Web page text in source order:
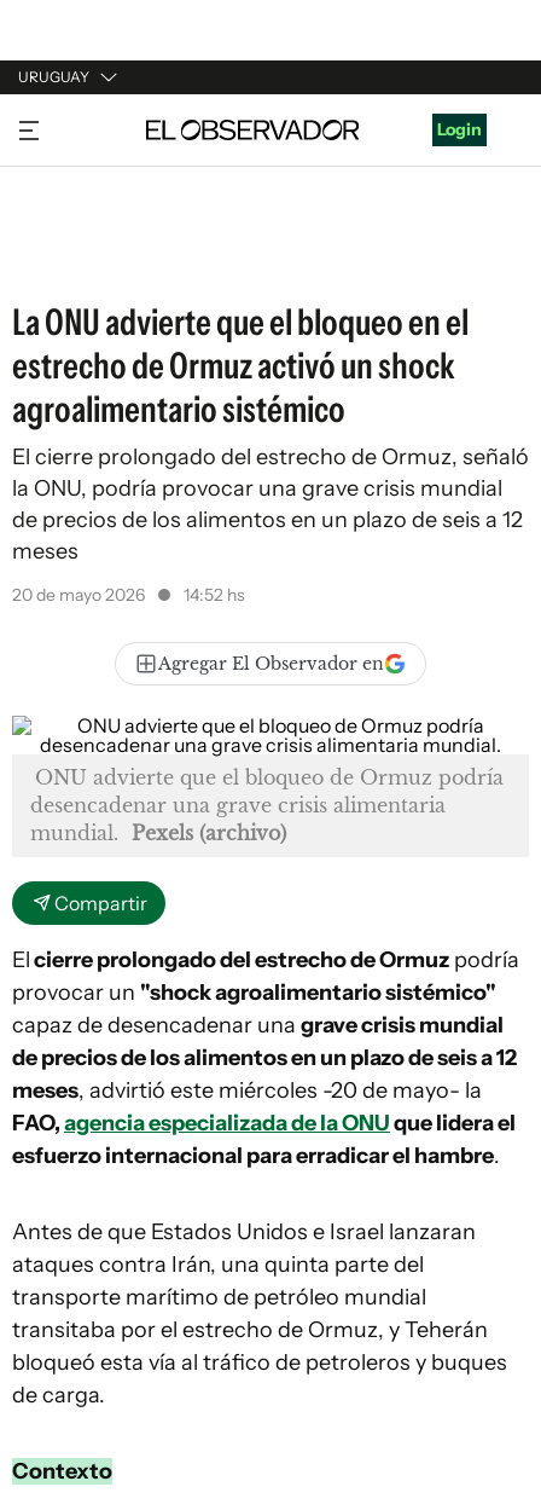
URUGUAY
URUGUAY
ARGENTINA
Login
La ONU advierte que el bloqueo en el
estrecho de Ormuz activó un shock
agroalimentario sistémico
El cierre prolongado del estrecho de Ormuz, señaló
la ONU, podría provocar una grave crisis mundial
de precios de los alimentos en un plazo de seis a 12
meses
20 de mayo 2026 14:52 hs
Agregar El Observador en
ONU advierte que el bloqueo de Ormuz podría
desencadenar una grave crisis alimentaria
mundial. Pexels (archivo)
Compartir
Elcierre prolongado del estrecho de Ormuz podría
provocar un "shock agroalimentario sistémico"
capaz de desencadenar una grave crisis mundial
de precios de los alimentos en un plazo de seis a 12
meses, advirtió este miércoles -20 de mayo- la
FAO,agencia especializada de la ONUque lidera el
esfuerzo internacional para erradicar el hambre.
Antes de que Estados Unidos e Israel lanzaran
ataques contra Irán, una quinta parte del
transporte marítimo de petróleo mundial
transitaba por el estrecho de Ormuz, y Teherán
bloqueó esta vía al tráfico de petroleros y buques
de carga.
Contexto